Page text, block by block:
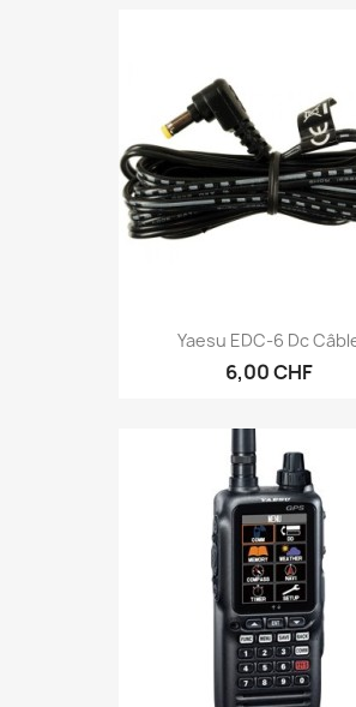
Yaesu EDC-6 Dc
6,00 CHF